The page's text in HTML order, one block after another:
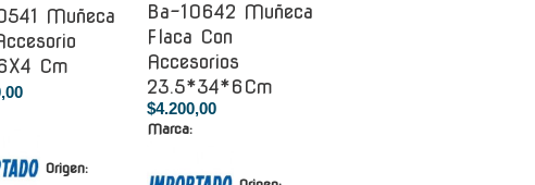
Muñeca
Cm
Origen:
Ba-10642 Muñeca
Flaca Con
Accesorios
23.5*34*6Cm
$4.200,00
Marca: